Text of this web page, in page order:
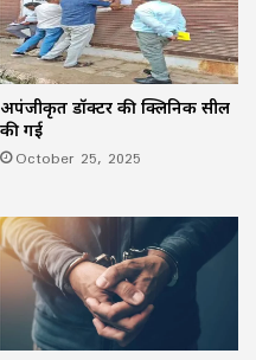
अपंजीकृत डॉक्टर की क्लिनिक सील
की गई
October 25, 2025